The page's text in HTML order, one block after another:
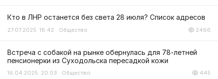
Кто в ЛНР останется без света 28 июля? Список адресов
27.07.2025 18:42 Общество 2466
Встреча с собакой на рынке обернулась для 78-летней
пенсионерки из Суходольска пересадкой кожи
16.04.2025 20:03 Общество 445